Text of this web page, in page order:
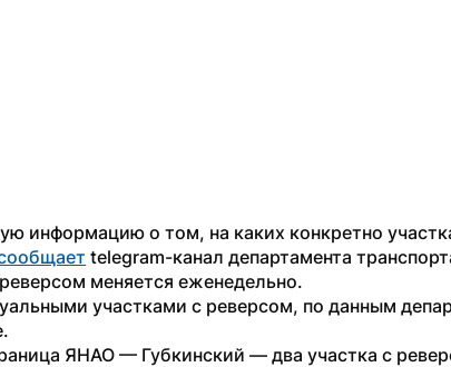
информацию о том, на каких конкретно
telegram-канал департамента
меняется еженедельно.
участками с реверсом, по данным
ЯНАО — Губкинский — два участка с